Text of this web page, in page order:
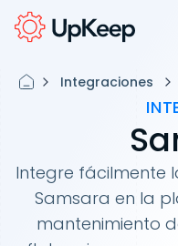
Integraciones
Integre fácilmente
Samsara en la
mantenimiento